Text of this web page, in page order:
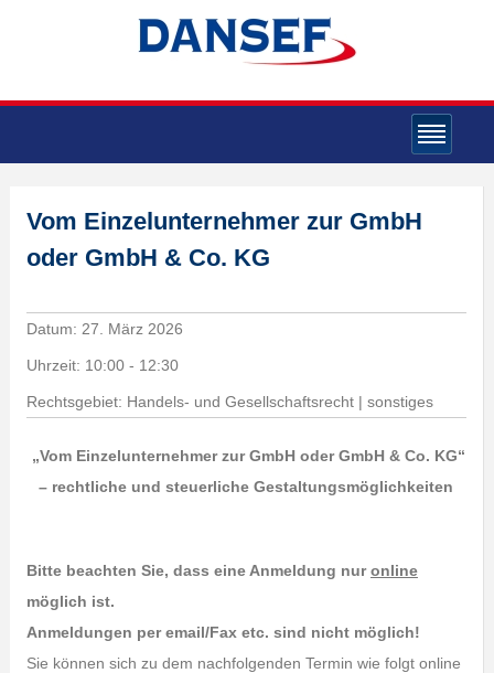
Vom Einzelunternehmer zur GmbH
oder GmbH & Co. KG
Datum: 27. März 2026
Uhrzeit: 10:00 - 12:30
Rechtsgebiet: Handels- und Gesellschaftsrecht | sonstiges
„Vom Einzelunternehmer zur GmbH oder GmbH & Co. KG“
– rechtliche und steuerliche Gestaltungsmöglichkeiten
Bitte beachten Sie, dass eine Anmeldung nuronline
möglich ist.
Anmeldungen per email/Fax etc. sind nicht möglich!
Sie können sich zu dem nachfolgenden Termin wie folgt online